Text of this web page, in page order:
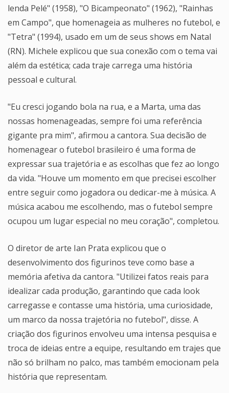
lenda Pelé" (1958), "O Bicampeonato" (1962), "Rainhas
em Campo", que homenageia as mulheres no futebol, e
"Tetra" (1994), usado em um de seus shows em Natal
(RN). Michele explicou que sua conexão com o tema vai
além da estética; cada traje carrega uma história
pessoal e cultural.
"Eu cresci jogando bola na rua, e a Marta, uma das
nossas homenageadas, sempre foi uma referência
gigante pra mim", afirmou a cantora. Sua decisão de
homenagear o futebol brasileiro é uma forma de
expressar sua trajetória e as escolhas que fez ao longo
da vida. "Houve um momento em que precisei escolher
entre seguir como jogadora ou dedicar-me à música. A
música acabou me escolhendo, mas o futebol sempre
ocupou um lugar especial no meu coração", completou.
O diretor de arte Ian Prata explicou que o
desenvolvimento dos figurinos teve como base a
memória afetiva da cantora. "Utilizei fatos reais para
idealizar cada produção, garantindo que cada look
carregasse e contasse uma história, uma curiosidade,
um marco da nossa trajetória no futebol", disse. A
criação dos figurinos envolveu uma intensa pesquisa e
troca de ideias entre a equipe, resultando em trajes que
não só brilham no palco, mas também emocionam pela
história que representam.